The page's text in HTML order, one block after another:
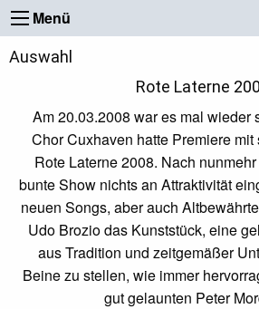
Menü
Auswahl
Rote Laterne
Am 20.03.2008 war es mal wieder
Chor Cuxhaven hatte Premiere
Rote Laterne 2008. Nach
bunte Show nichts an Attraktivität
neuen Songs, aber auch
Udo Brozio das Kunststück, eine
aus Tradition und zeitgemäßer
Beine zu stellen, wie immer
gut gelaunten Peter